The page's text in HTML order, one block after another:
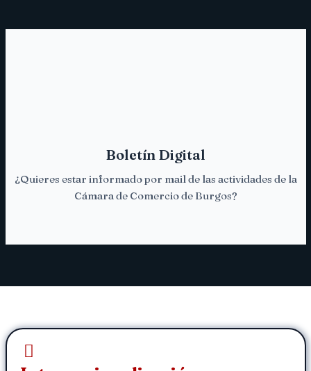
Boletín Digital
¿Quieres estar informado por mail de las actividades de la
Cámara de Comercio de Burgos?
SUSCRÍBETE
¡Pincha aquí!